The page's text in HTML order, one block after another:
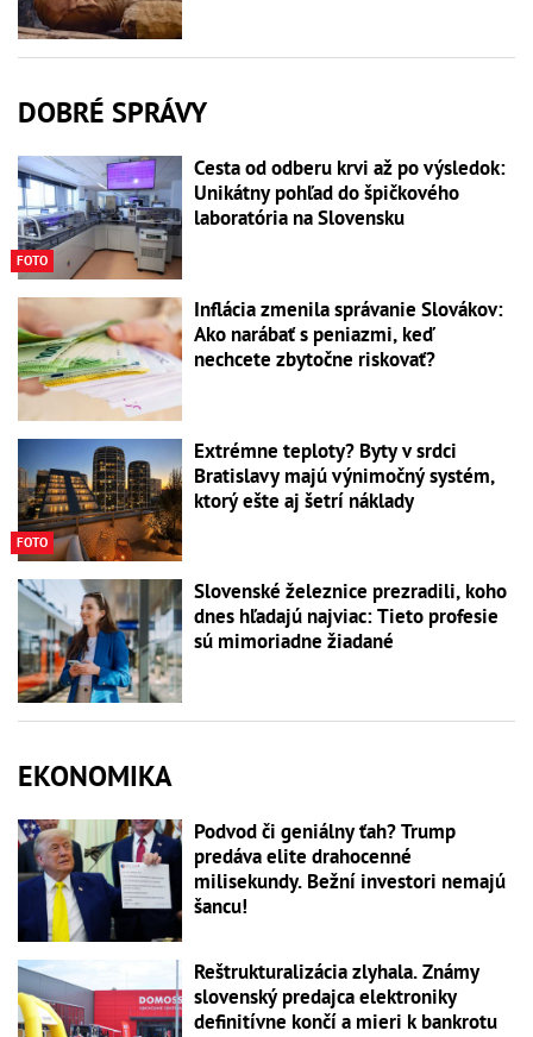
DOBRÉ SPRÁVY
FOTO
Cesta od odberu krvi až po výsledok:
Unikátny pohľad do špičkového
laboratória na Slovensku
Inflácia zmenila správanie Slovákov:
Ako narábať s peniazmi, keď
nechcete zbytočne riskovať?
FOTO
Extrémne teploty? Byty v srdci
Bratislavy majú výnimočný systém,
ktorý ešte aj šetrí náklady
Slovenské železnice prezradili, koho
dnes hľadajú najviac: Tieto profesie
sú mimoriadne žiadané
EKONOMIKA
Podvod či geniálny ťah? Trump
predáva elite drahocenné
milisekundy. Bežní investori nemajú
šancu!
Reštrukturalizácia zlyhala. Známy
slovenský predajca elektroniky
definitívne končí a mieri k bankrotu